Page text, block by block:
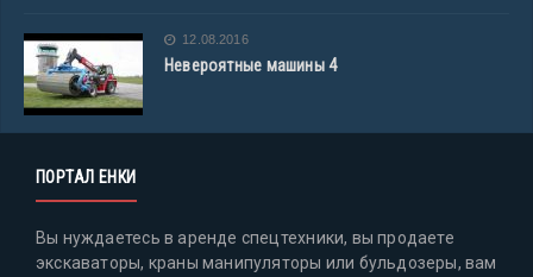
12.08.2016
Невероятные машины 4
ПОРТАЛ ЕНКИ
Вы нуждаетесь в аренде спецтехники, вы продаете
экскаваторы, краны манипуляторы или бульдозеры, вам